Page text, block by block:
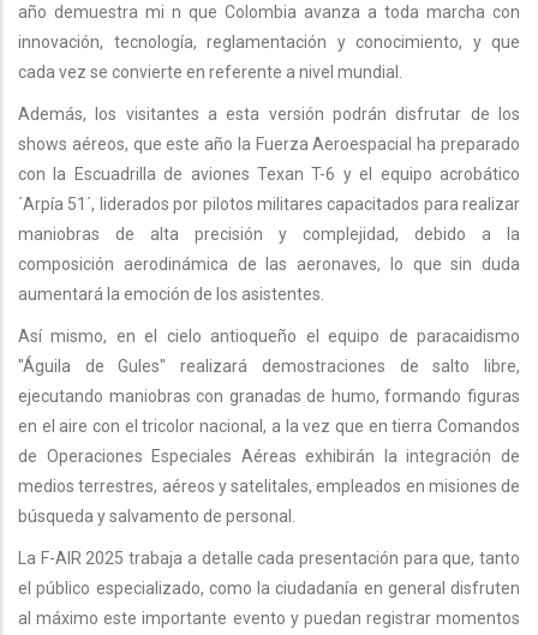
año demuestra mi n que Colombia avanza a toda marcha con
innovación, tecnología, reglamentación y conocimiento, y que
cada vez se convierte en referente a nivel mundial.
Además, los visitantes a esta versión podrán disfrutar de los
shows aéreos, que este año la Fuerza Aeroespacial ha preparado
con la Escuadrilla de aviones Texan T-6 y el equipo acrobático
´Arpía 51´, liderados por pilotos militares capacitados para realizar
maniobras de alta precisión y complejidad, debido a la
composición aerodinámica de las aeronaves, lo que sin duda
aumentará la emoción de los asistentes.
Así mismo, en el cielo antioqueño el equipo de paracaidismo
"Águila de Gules" realizará demostraciones de salto libre,
ejecutando maniobras con granadas de humo, formando figuras
en el aire con el tricolor nacional, a la vez que en tierra Comandos
de Operaciones Especiales Aéreas exhibirán la integración de
medios terrestres, aéreos y satelitales, empleados en misiones de
búsqueda y salvamento de personal.
La F-AIR 2025 trabaja a detalle cada presentación para que, tanto
el público especializado, como la ciudadanía en general disfruten
al máximo este importante evento y puedan registrar momentos